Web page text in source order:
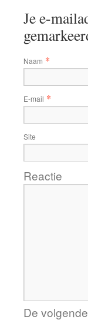
Je e-
Naam *
E-mail *
Site
Reactie
De volgende